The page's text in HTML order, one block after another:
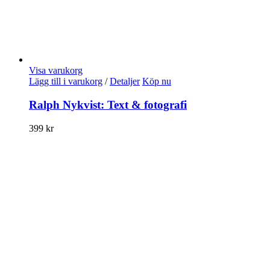
Visa varukorg
Lägg till i varukorg / Detaljer Köp nu
Ralph Nykvist: Text & fotografi
399 kr